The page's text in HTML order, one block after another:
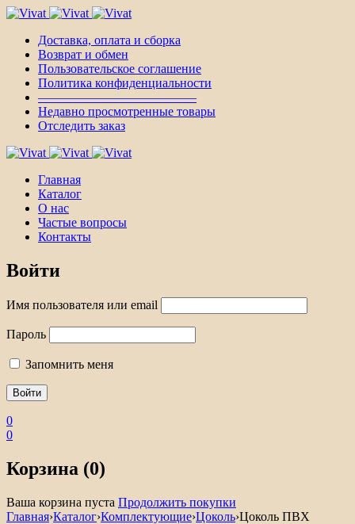
Доставка, оплата и сборка
Возврат и обмен
Пользовательское соглашение
Политика конфиденциальности
————————————–
Недавно просмотренные товары
Отследить заказ
Главная
Каталог
О нас
Частые вопросы
Контакты
Войти
Имя пользователя или email
Пароль
Запомнить меня
0
0
Корзина (0)
Ваша корзина пуста Продолжить покупки
Главная›Каталог›Комплектующие›Цоколь›Цоколь ПВХ